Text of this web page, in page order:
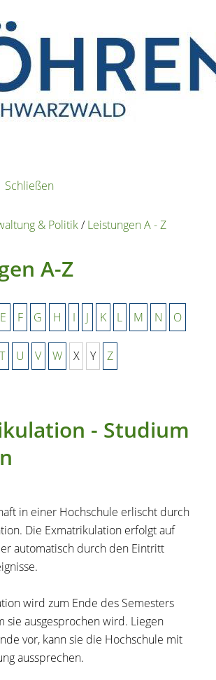
Schließen
& Politik/Leistungen A - Z
A-Z
E F G H I J K L M N O
T U V W X Y Z
- Studium
in einer Hochschule erlischt durch
Die Exmatrikulation erfolgt auf
automatisch durch den Eintritt
wird zum Ende des Semesters
sie ausgesprochen wird. Liegen
vor, kann sie die Hochschule mit
aussprechen.